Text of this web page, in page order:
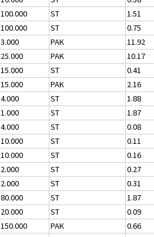
100.000 ST 1.51
100.000 ST 0.75
3.000 PAK 11.92
25.000 PAK 10.17
15.000 ST 0.41
15.000 PAK 2.16
4.000 ST 1.88
1.000 ST 1.87
4.000 ST 0.08
10.000 ST 0.11
10.000 ST 0.16
2.000 ST 0.27
2.000 ST 0.31
80.000 ST 1.87
20.000 ST 0.09
150.000 PAK 0.66